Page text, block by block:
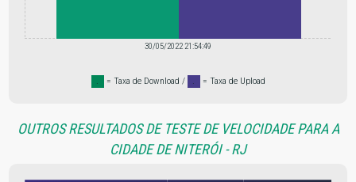
30/05/2022 21:54:49
. = Taxa de Download / . = Taxa de Upload
OUTROS RESULTADOS DE TESTE DE VELOCIDADE PARA A
CIDADE DE NITERÓI - RJ